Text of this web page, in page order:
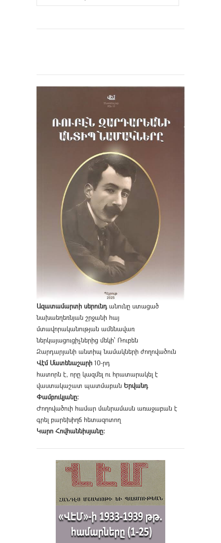
Ազատամարտի սերունդանունը ստացած
նախաեղեռնյան շրջանի հայ
մտավորականության ամենավառ
ներկայացուցիչներից մեկի՝ Ռուբեն
Զարդարյանի անտիպ նամակների ժողովածուն
Վէմ Մատենաշարի 10-րդ
հատորն է, որը կազմել ու հրատարակել է
վաստակաշատ պատմաբան Երվանդ
Փամբուկյանը։
Ժողովածուի համար մանրամասն առաջաբան է
գրել բարեխիղճ հետազոտող
Կարո Հովհաննիսյանը։